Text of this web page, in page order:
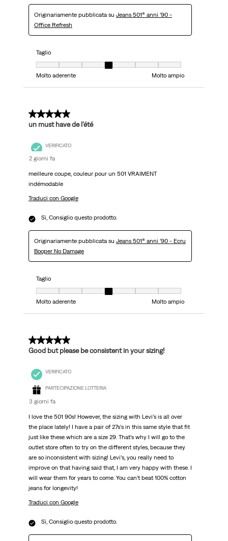
Originariamente pubblicata su Jeans 501® anni ’90 -
Office Refresh
Taglio
Taglio, 4 su 7, dove 1 è uguale a Molto aderente e 7 è uguale a Molto
Molto aderente
Molto ampio
5 su 5 stelle.
un must have de l'été
VERIFICATO
2 giorni fa
meilleure coupe, couleur pour un 501 VRAIMENT
indémodable
Traduci con Google
Sì, Consiglio questo prodotto.
Originariamente pubblicata su Jeans 501® anni ’90 - Ecru
Booper No Damage
Taglio
Taglio, 4 su 7, dove 1 è uguale a Molto aderente e 7 è uguale a Molto
Molto aderente
Molto ampio
5 su 5 stelle.
Good but please be consistent in your sizing!
VERIFICATO
PARTECIPAZIONE LOTTERIA
3 giorni fa
I love the 501 90s! However, the sizing with Levi’s is all over
the place lately! I have a pair of 27s’s in this same style that fit
just like these which are a size 29. That’s why I will go to the
outlet store often to try on the different styles, because they
are so inconsistent with sizing! Levi’s, you really need to
improve on that having said that, I am very happy with these. I
will wear them for years to come. You can’t beat 100% cotton
jeans for longevity!
Traduci con Google
Sì, Consiglio questo prodotto.